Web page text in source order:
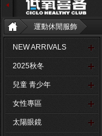
運動休閒服飾
NEW ARRIVALS
2025秋冬
兒童 青少年
女性專區
太陽眼鏡